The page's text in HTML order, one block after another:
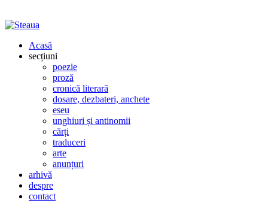
Acasă
secțiuni
poezie
proză
cronică literară
dosare, dezbateri, anchete
eseu
unghiuri și antinomii
cărți
traduceri
arte
anunțuri
arhivă
despre
contact